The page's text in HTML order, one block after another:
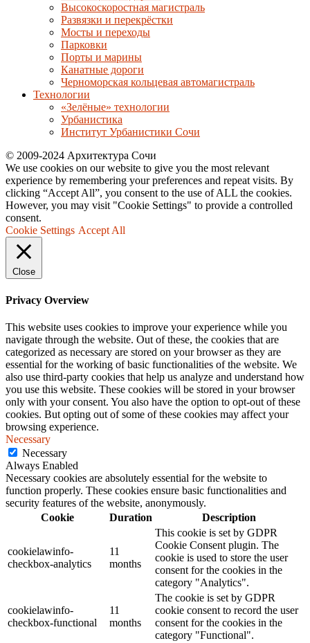
Высокоскоростная магистраль
Развязки и перекрёстки
Мосты и переходы
Парковки
Порты и марины
Канатные дороги
Черноморская кольцевая автомагистраль
Технологии
«Зелёные» технологии
Урбанистика
Институт Урбанистики Сочи
© 2009-2024 Архитектура Сочи
We use cookies on our website to give you the most relevant
experience by remembering your preferences and repeat visits. By
clicking “Accept All”, you consent to the use of ALL the cookies.
However, you may visit "Cookie Settings" to provide a controlled
consent.
Cookie Settings Accept All
Close
Privacy Overview
This website uses cookies to improve your experience while you
navigate through the website. Out of these, the cookies that are
categorized as necessary are stored on your browser as they are
essential for the working of basic functionalities of the website. We
also use third-party cookies that help us analyze and understand how
you use this website. These cookies will be stored in your browser
only with your consent. You also have the option to opt-out of these
cookies. But opting out of some of these cookies may affect your
browsing experience.
Necessary
Necessary
Always Enabled
Necessary cookies are absolutely essential for the website to
function properly. These cookies ensure basic functionalities and
security features of the website, anonymously.
Cookie
Duration Description
cookielawinfo-
checkbox-analytics
11
months
This cookie is set by GDPR
Cookie Consent plugin. The
cookie is used to store the user
consent for the cookies in the
category "Analytics".
cookielawinfo-
checkbox-functional
11
months
The cookie is set by GDPR
cookie consent to record the user
consent for the cookies in the
category "Functional".